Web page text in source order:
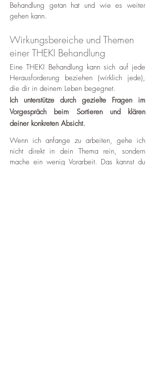
Behandlung getan hat und wie es weiter
gehen kann.
Wirkungsbereiche und Themen
einer THEKI Behandlung
Eine THEKI Behandlung kann sich auf jede
Herausforderung beziehen (wirklich jede),
die dir in deinem Leben begegnet.
Ich unterstütze durch gezielte Fragen im
Vorgespräch beim Sortieren und klären
deiner konkreten Absicht.
Wenn ich anfange zu arbeiten, gehe ich
nicht direkt in dein Thema rein, sondern
mache ein wenig Vorarbeit. Das kannst du